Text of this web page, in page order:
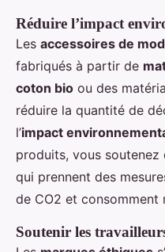
Réduire l’impact
Les accessoires de
fabriqués à partir de
coton bio ou des
réduire la quantité de
l’impact
produits, vous soutenez
qui prennent des
de CO2 et consomment
Soutenir les